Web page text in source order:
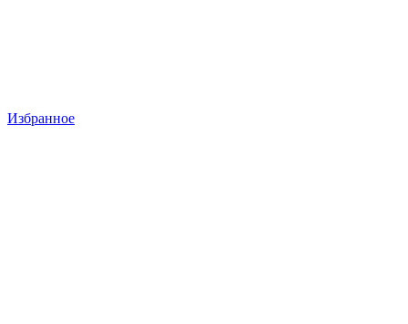
Избранное